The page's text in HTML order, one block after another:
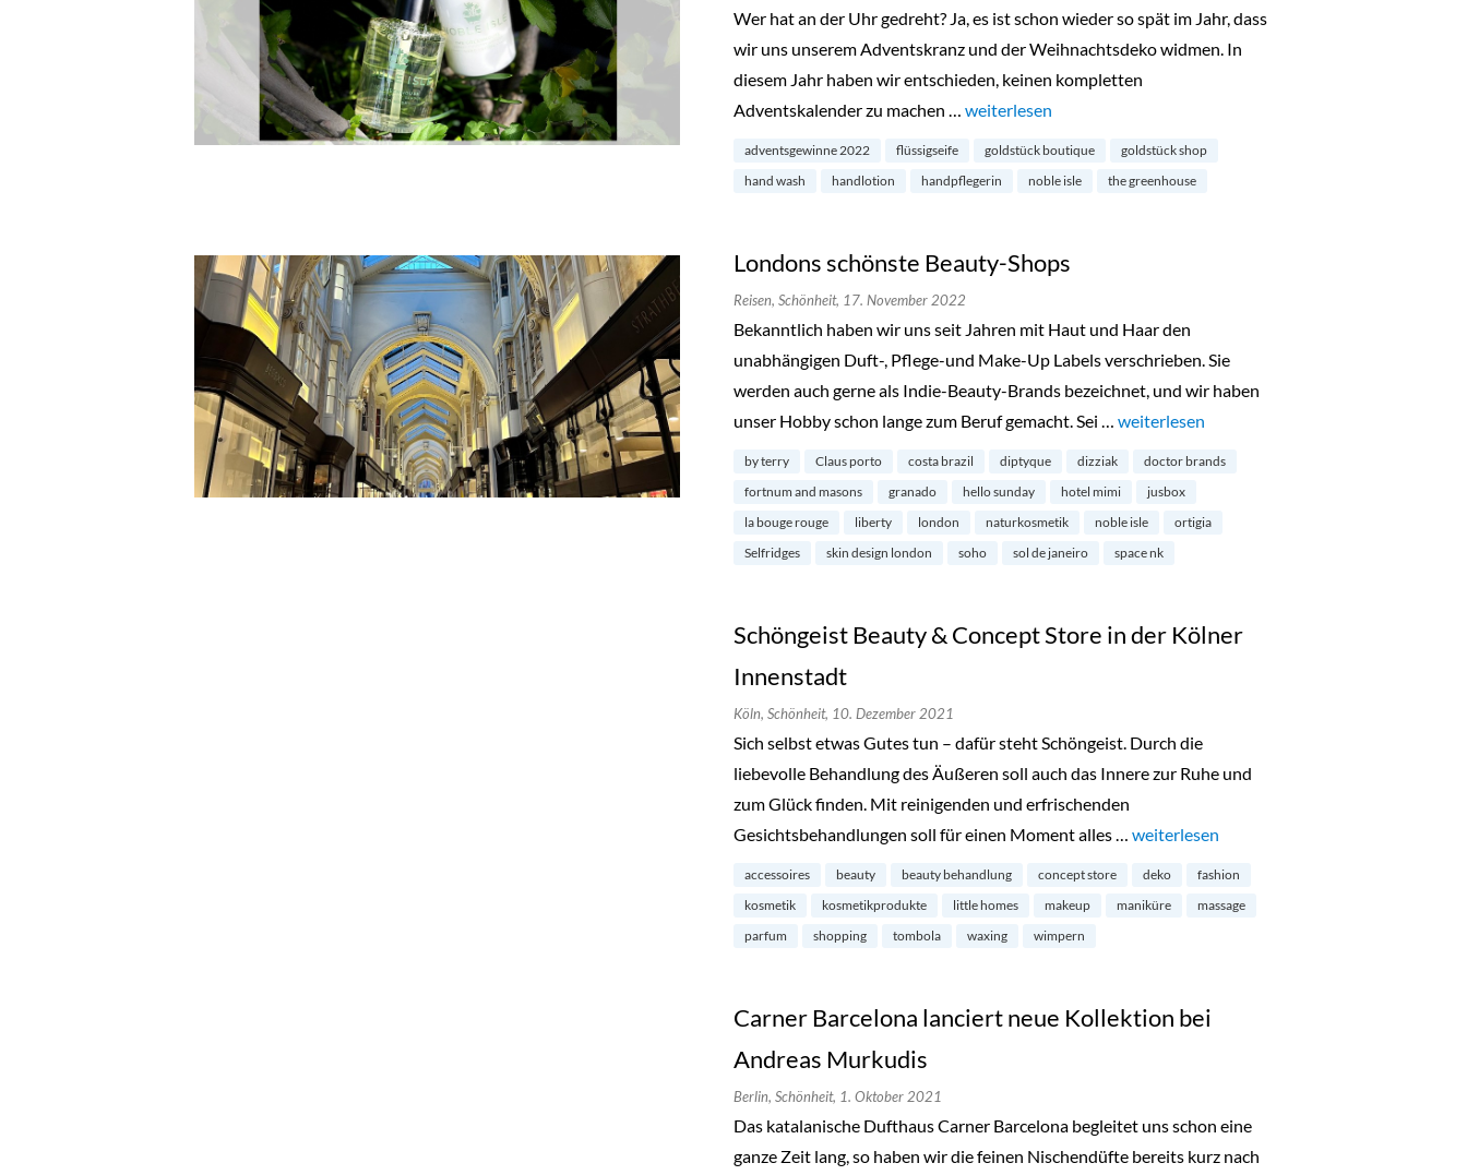
Wer hat an der Uhr gedreht? Ja, es ist schon wieder so spät im Jahr, dass
wir uns unserem Adventskranz und der Weihnachtsdeko widmen. In
diesem Jahr haben wir entschieden, keinen kompletten
Adventskalender zu machen … „Adventsgewinne 2022: Ein Set für die Hände von Noble Isle“
weiterlesen
adventsgewinne 2022 flüssigseife goldstück boutique
goldstück shop
hand wash
handlotion handpflegerin noble isle the greenhouse
Londons schönste Beauty-Shops
Reisen, Schönheit, 17. November 2022
Bekanntlich haben wir uns seit Jahren mit Haut und Haar den
unabhängigen Duft-, Pflege-und Make-Up Labels verschrieben. Sie
werden auch gerne als Indie-Beauty-Brands bezeichnet, und wir haben
unser Hobby schon lange zum Beruf gemacht. Sei … „Londons schönste Beauty-Shops“
weiterlesen
by terry Claus porto costa brazil diptyque dizziak
doctor brands
fortnum and masons
granado hello sunday hotel mimi
jusbox
la bouge rouge
liberty london naturkosmetik noble isle
ortigia
Selfridges
skin design london soho sol de janeiro space nk
Schöngeist Beauty & Concept Store in der Kölner
Innenstadt
Köln, Schönheit, 10. Dezember 2021
Sich selbst etwas Gutes tun – dafür steht Schöngeist. Durch die
liebevolle Behandlung des Äußeren soll auch das Innere zur Ruhe und
zum Glück finden. Mit reinigenden und erfrischenden
Gesichtsbehandlungen soll für einen Moment alles … „Schöngeist Beauty & Concept Store in der
weiterlesen
accessoires beauty beauty behandlung concept store deko
fashion
kosmetik
kosmetikprodukte little homes makeup maniküre
massage
parfum
shopping tombola waxing wimpern
Carner Barcelona lanciert neue Kollektion bei
Andreas Murkudis
Berlin, Schönheit, 1. Oktober 2021
Das katalanische Dufthaus Carner Barcelona begleitet uns schon eine
ganze Zeit lang, so haben wir die feinen Nischendüfte bereits kurz nach